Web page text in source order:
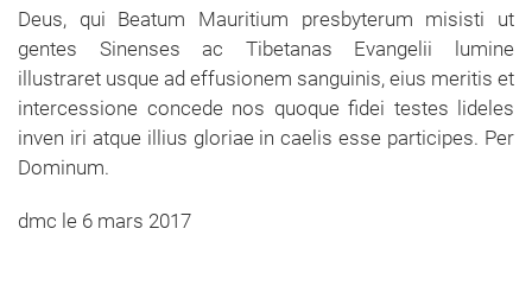
Deus, qui Beatum Mauritium presbyterum misisti ut
gentes Sinenses ac Tibetanas Evangelii lumine
illustraret usque ad effusionem sanguinis, eius meritis et
intercessione concede nos quoque fidei testes lideles
inven iri atque illius gloriae in caelis esse participes. Per
Dominum.
dmc le 6 mars 2017